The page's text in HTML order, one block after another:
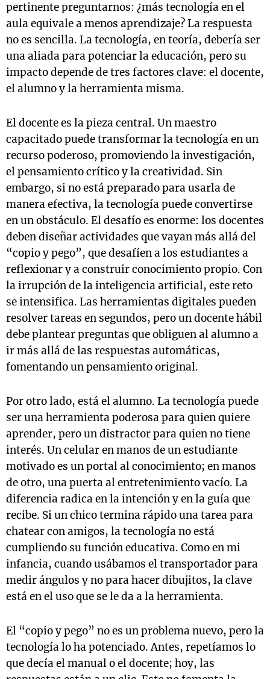
pertinente preguntarnos: ¿más tecnología en el
aula equivale a menos aprendizaje? La respuesta
no es sencilla. La tecnología, en teoría, debería ser
una aliada para potenciar la educación, pero su
impacto depende de tres factores clave: el docente,
el alumno y la herramienta misma.
El docente es la pieza central. Un maestro
capacitado puede transformar la tecnología en un
recurso poderoso, promoviendo la investigación,
el pensamiento crítico y la creatividad. Sin
embargo, si no está preparado para usarla de
manera efectiva, la tecnología puede convertirse
en un obstáculo. El desafío es enorme: los docentes
deben diseñar actividades que vayan más allá del
“copio y pego”, que desafíen a los estudiantes a
reflexionar y a construir conocimiento propio. Con
la irrupción de la inteligencia artificial, este reto
se intensifica. Las herramientas digitales pueden
resolver tareas en segundos, pero un docente hábil
debe plantear preguntas que obliguen al alumno a
ir más allá de las respuestas automáticas,
fomentando un pensamiento original.
Por otro lado, está el alumno. La tecnología puede
ser una herramienta poderosa para quien quiere
aprender, pero un distractor para quien no tiene
interés. Un celular en manos de un estudiante
motivado es un portal al conocimiento; en manos
de otro, una puerta al entretenimiento vacío. La
diferencia radica en la intención y en la guía que
recibe. Si un chico termina rápido una tarea para
chatear con amigos, la tecnología no está
cumpliendo su función educativa. Como en mi
infancia, cuando usábamos el transportador para
medir ángulos y no para hacer dibujitos, la clave
está en el uso que se le da a la herramienta.
El “copio y pego” no es un problema nuevo, pero la
tecnología lo ha potenciado. Antes, repetíamos lo
que decía el manual o el docente; hoy, las